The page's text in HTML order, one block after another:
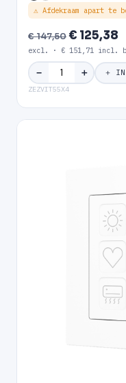
⚠ Afdekraam apart te
€ 147,50€ 125,38
excl. · € 151,71 incl.
− ＋ ＋ IN
ZEZVIT55X4